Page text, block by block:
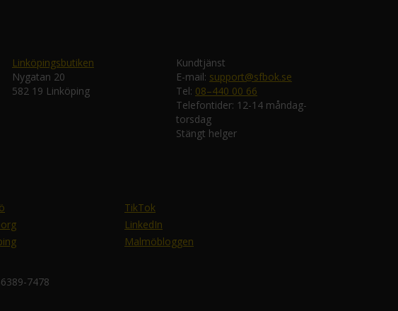
Linköpingsbutiken
Nygatan 20
582 19 Linköping
Kundtjänst
E-mail: support@sfbok.se
Tel: 08–440 00 66
Telefontider: 12-14 måndag-
torsdag
Stängt helger
TikTok
LinkedIn
Malmöbloggen
7478